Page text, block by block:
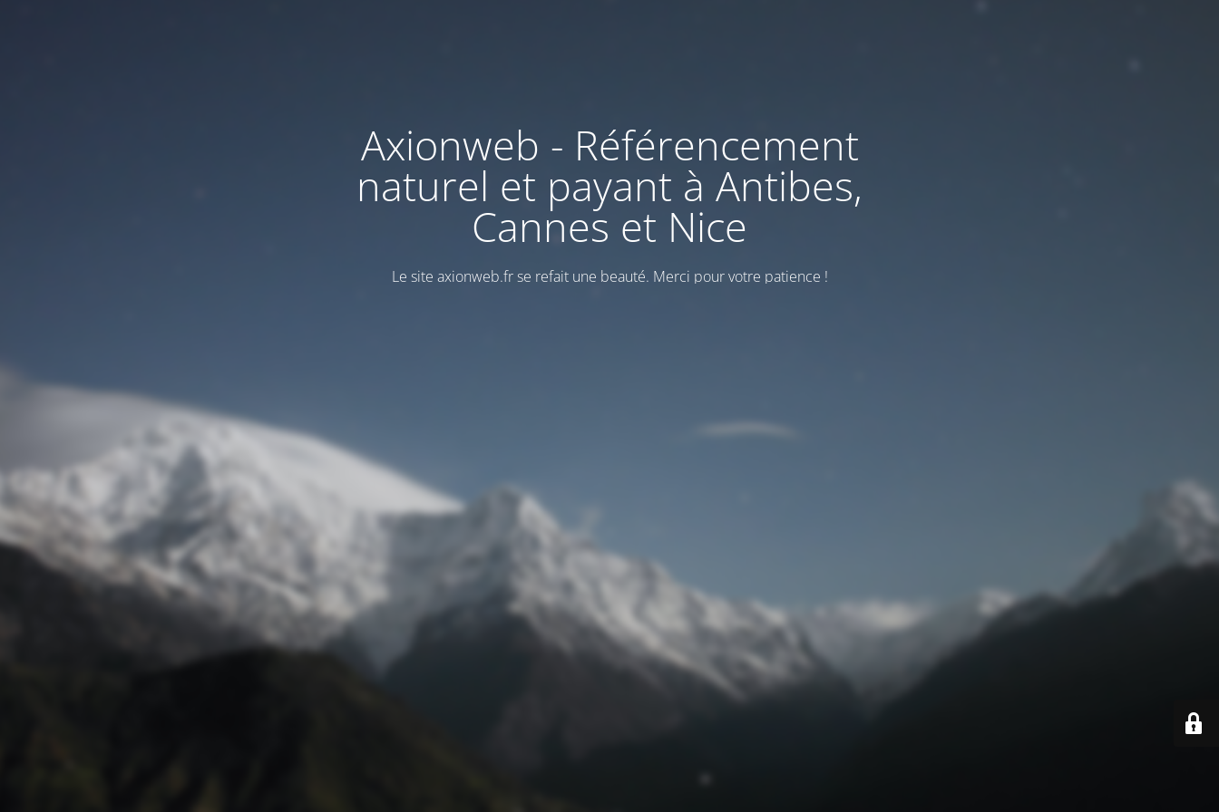
Axionweb - Référencement
naturel et payant à Antibes,
Cannes et Nice
Le site axionweb.fr se refait une beauté. Merci pour votre patience !